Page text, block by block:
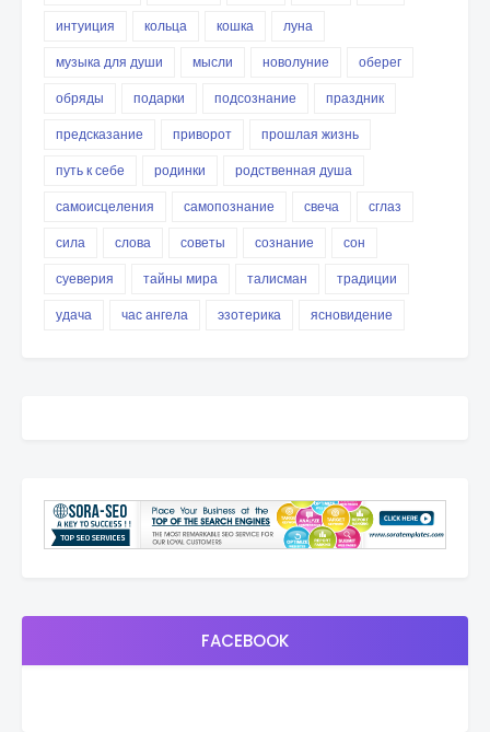
интуиция
кольца кошка
луна
музыка для души
мысли новолуние
оберег
обряды
подарки подсознание
праздник
предсказание
приворот
прошлая жизнь
путь к себе
родинки
родственная душа
самоисцеления
самопознание свеча
сглаз
сила
слова советы сознание
сон
суеверия
тайны мира талисман
традиции
удача
час ангела эзотерика ясновидение
FACEBOOK